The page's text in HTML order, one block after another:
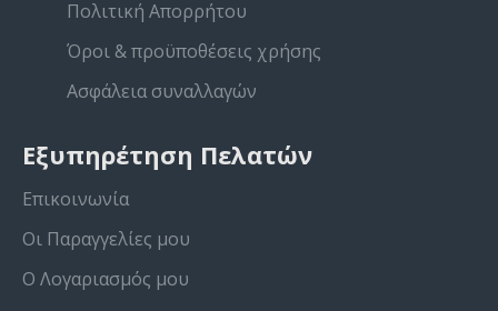
Πολιτική Απορρήτου
Όροι & προϋποθέσεις χρήσης
Ασφάλεια συναλλαγών
Εξυπηρέτηση Πελατών
Επικοινωνία
Οι Παραγγελίες μου
Ο Λογαριασμός μου